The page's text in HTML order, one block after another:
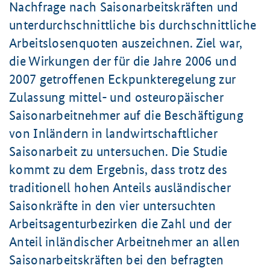
Nachfrage nach Saisonarbeitskräften und
unterdurchschnittliche bis durchschnittliche
Arbeitslosenquoten auszeichnen. Ziel war,
die Wirkungen der für die Jahre 2006 und
2007 getroffenen Eckpunkteregelung zur
Zulassung mittel- und osteuropäischer
Saisonarbeitnehmer auf die Beschäftigung
von Inländern in landwirtschaftlicher
Saisonarbeit zu untersuchen. Die Studie
kommt zu dem Ergebnis, dass trotz des
traditionell hohen Anteils ausländischer
Saisonkräfte in den vier untersuchten
Arbeitsagenturbezirken die Zahl und der
Anteil inländischer Arbeitnehmer an allen
Saisonarbeitskräften bei den befragten